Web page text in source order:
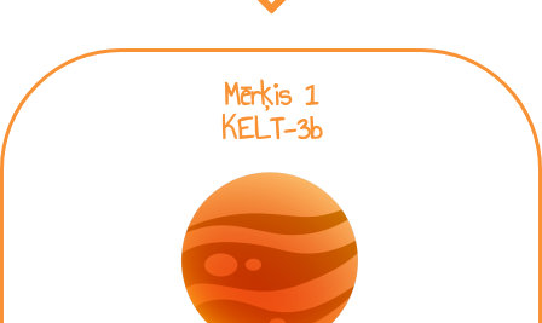
Mērķis 1
KELT-3b